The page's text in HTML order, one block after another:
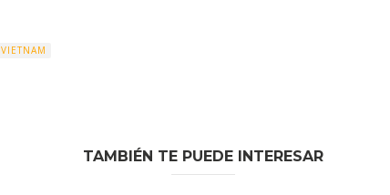
VIETNAM
TAMBIÉN TE PUEDE INTERESAR